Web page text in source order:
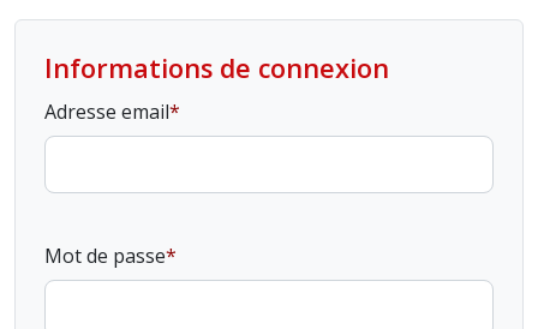
Informations de connexion
Adresse email
Mot de passe